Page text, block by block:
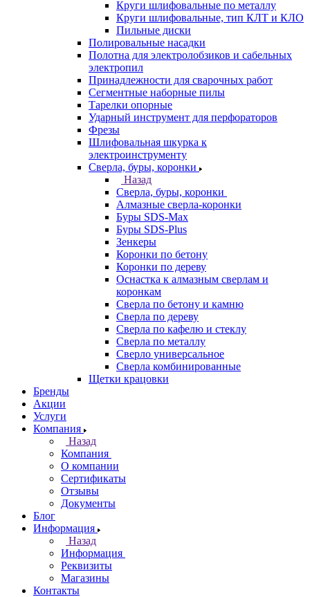
Круги шлифовальные по металлу
Круги шлифовальные, тип КЛТ и КЛО
Пильные диски
Полировальные насадки
Полотна для электролобзиков и сабельных
электропил
Принадлежности для сварочных работ
Сегментные наборные пилы
Тарелки опорные
Ударный инструмент для перфораторов
Фрезы
Шлифовальная шкурка к
электроинструменту
Сверла, буры, коронки
Назад
Сверла, буры, коронки
Алмазные сверла-коронки
Буры SDS-Max
Буры SDS-Plus
Зенкеры
Коронки по бетону
Коронки по дереву
Оснастка к алмазным сверлам и
коронкам
Сверла по бетону и камню
Сверла по дереву
Сверла по кафелю и стеклу
Сверла по металлу
Сверло универсальное
Сверла комбинированные
Щетки крацовки
Бренды
Акции
Услуги
Компания
Назад
Компания
О компании
Сертификаты
Отзывы
Документы
Блог
Информация
Назад
Информация
Реквизиты
Магазины
Контакты